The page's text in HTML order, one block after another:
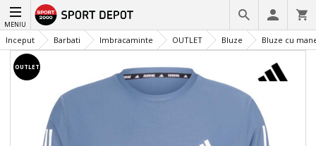
MENIU
Inceput Barbati Imbracaminte OUTLET Bluze Bluze cu
OUTLET